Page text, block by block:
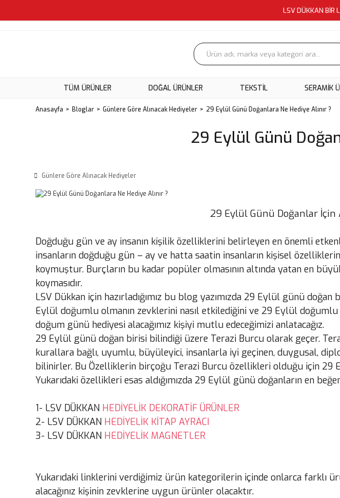
LSV DÜKKAN BİR
TÜM ÜRÜNLER DOĞAL ÜRÜNLER TEKSTİL SERAMİK
Anasayfa Bloglar Günlere Göre Alınacak Hediyeler 29 Eylül Günü Doğanlara Ne Hediye Alınır ?
29 Eylül Günü
Günlere Göre Alınacak Hediyeler
29 Eylül Günü Doğanlar İçin
Doğduğu gün ve ay insanın kişilik özelliklerini belirleyen en önemli
insanların doğduğu gün – ay ve hatta saatin insanların kişisel
koymuştur. Burçların bu kadar popüler olmasının altında yatan en
koymasıdır.
LSV Dükkan için hazırladığımız bu blog yazımızda 29 Eylül günü
Eylül doğumlu olmanın zevklerini nasıl etkilediğini ve 29 Eylül doğumlu
doğum günü hediyesi alacağımız kişiyi mutlu edeceğimizi anlatacağız.
29 Eylül günü doğan birisi bilindiği üzere Terazi Burcu olarak geçer.
kurallara bağlı, uyumlu, büyüleyici, insanlarla iyi geçinen, duygusal,
bilinirler. Bu Özelliklerin birçoğu Terazi Burcu özellikleri olduğu için 29
Yukarıdaki özellikleri esas aldığımızda 29 Eylül günü doğanların en
1- LSV DÜKKAN HEDİYELİK DEKORATİF ÜRÜNLER
2- LSV DÜKKAN HEDİYELİK KİTAP AYRACI
3- LSV DÜKKAN HEDİYELİK MAGNETLER
Yukarıdaki linklerini verdiğimiz ürün kategorilerin içinde onlarca farklı
alacağınız kişinin zevklerine uygun ürünler olacaktır.